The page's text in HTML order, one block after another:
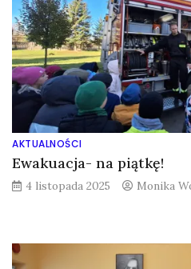
AKTUALNOŚCI
Ewakuacja- na piątkę!
4 listopada 2025 Monika